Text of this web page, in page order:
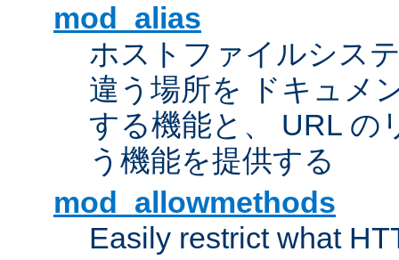
mod_alias
ホストファイルシス
違う場所を ドキュメ
する機能と、 URL の
う機能を提供する
mod_allowmethods
Easily restrict what